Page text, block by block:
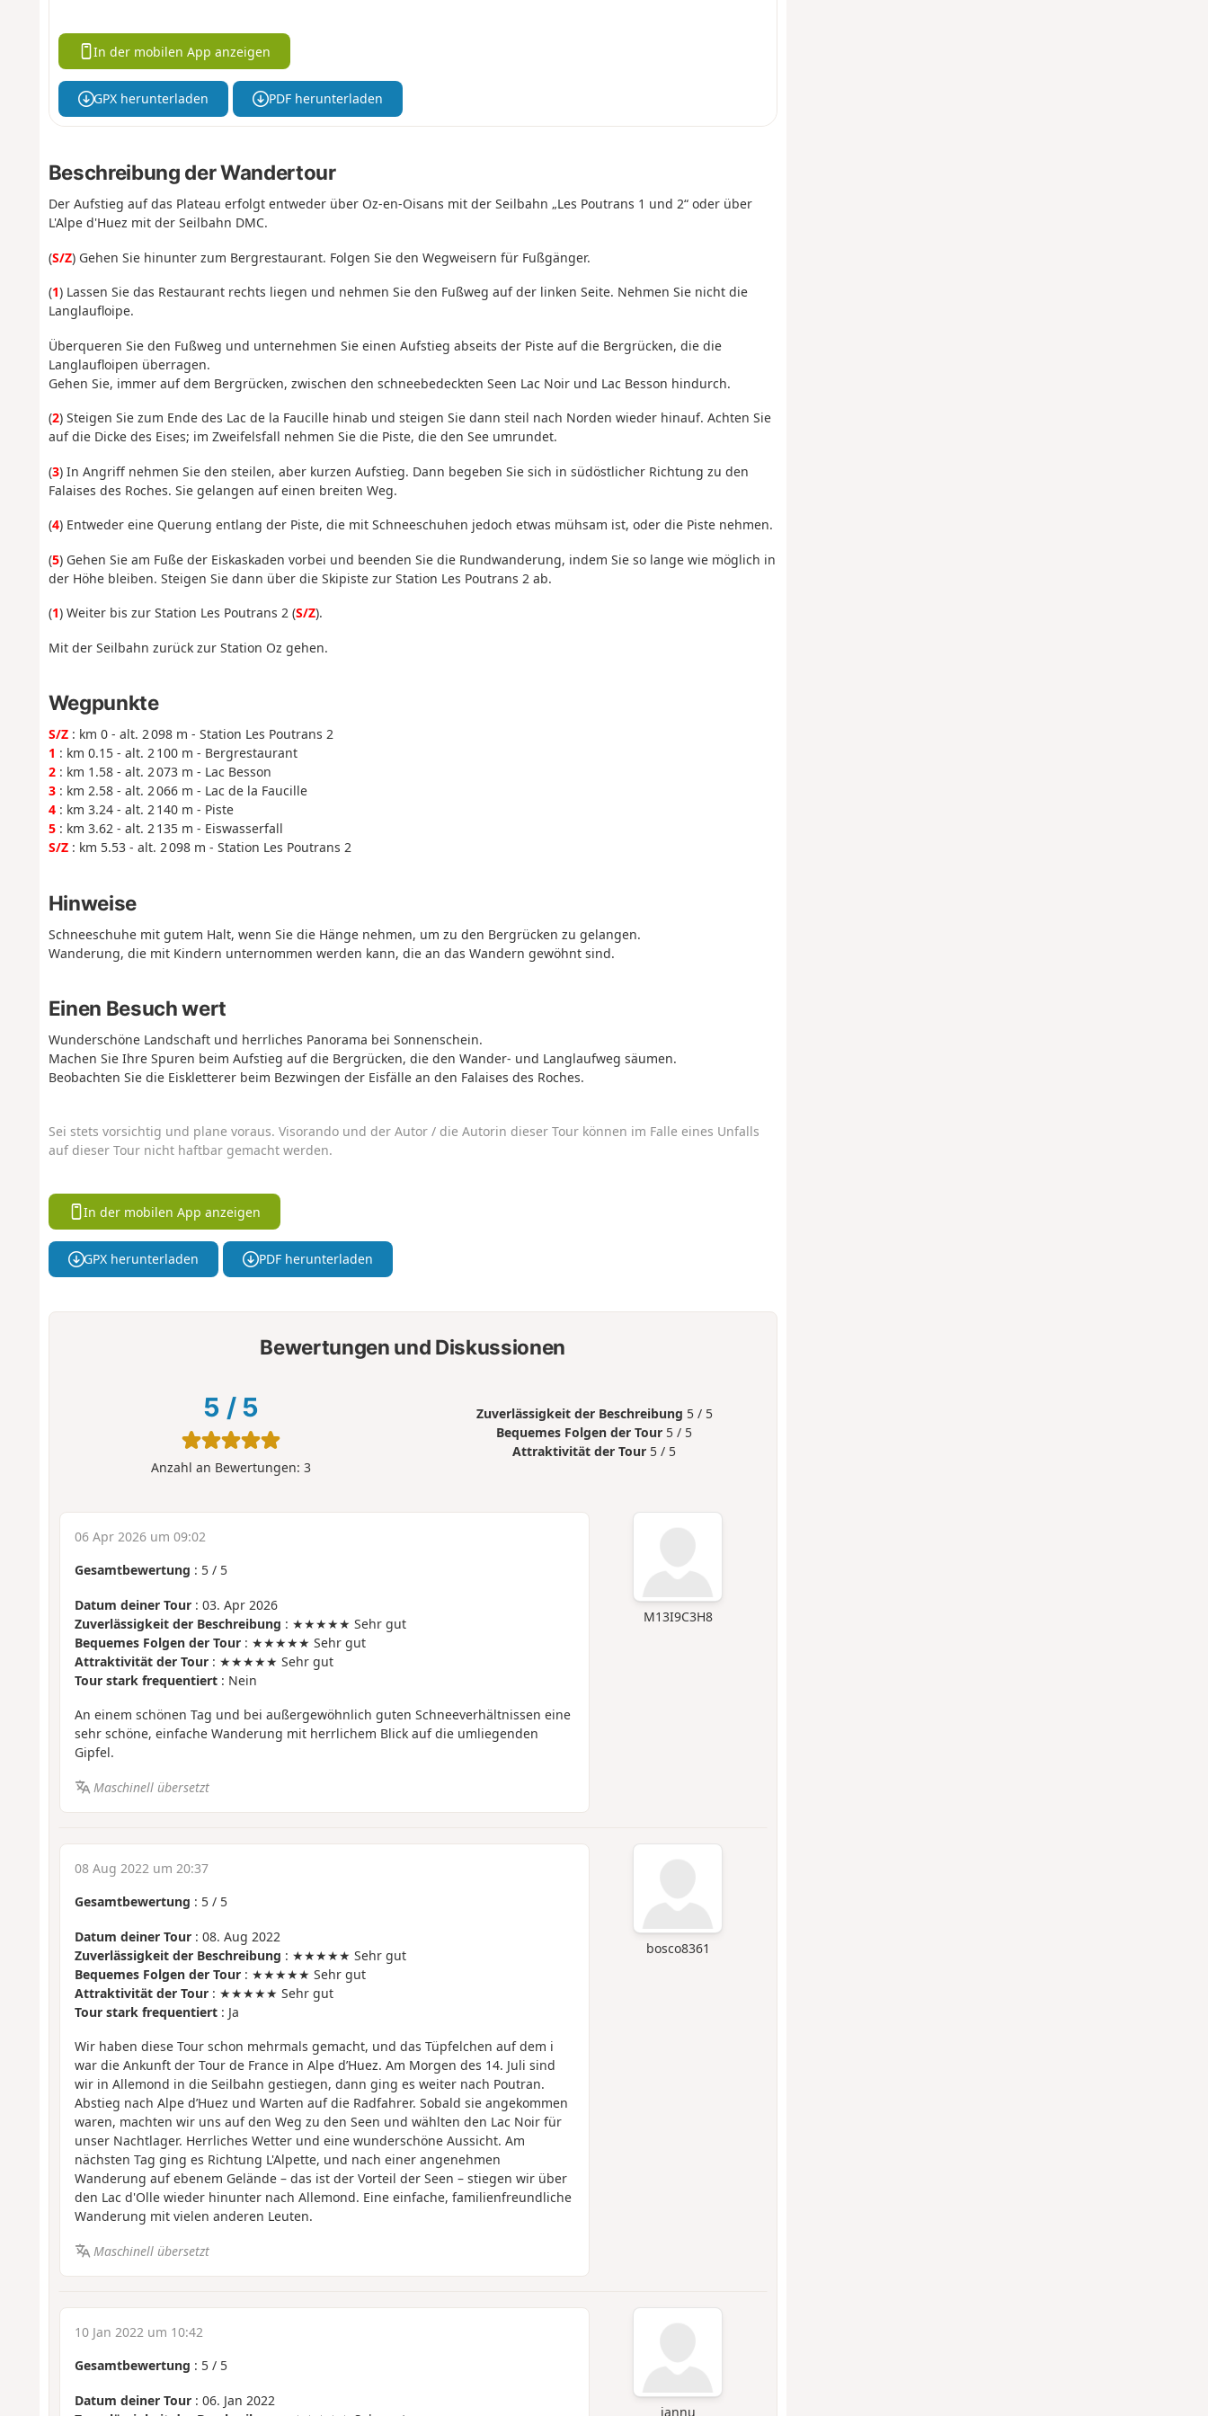
In der mobilen App anzeigen
GPX herunterladen PDF herunterladen
Beschreibung der Wandertour
Der Aufstieg auf das Plateau erfolgt entweder über Oz-en-Oisans mit der Seilbahn „Les Poutrans 1 und 2“ oder über
L'Alpe d'Huez mit der Seilbahn DMC.
(S/Z) Gehen Sie hinunter zum Bergrestaurant. Folgen Sie den Wegweisern für Fußgänger.
(1) Lassen Sie das Restaurant rechts liegen und nehmen Sie den Fußweg auf der linken Seite. Nehmen Sie nicht die
Langlaufloipe.
Überqueren Sie den Fußweg und unternehmen Sie einen Aufstieg abseits der Piste auf die Bergrücken, die die
Langlaufloipen überragen.
Gehen Sie, immer auf dem Bergrücken, zwischen den schneebedeckten Seen Lac Noir und Lac Besson hindurch.
(2) Steigen Sie zum Ende des Lac de la Faucille hinab und steigen Sie dann steil nach Norden wieder hinauf. Achten Sie
auf die Dicke des Eises; im Zweifelsfall nehmen Sie die Piste, die den See umrundet.
(3) In Angriff nehmen Sie den steilen, aber kurzen Aufstieg. Dann begeben Sie sich in südöstlicher Richtung zu den
Falaises des Roches. Sie gelangen auf einen breiten Weg.
(4) Entweder eine Querung entlang der Piste, die mit Schneeschuhen jedoch etwas mühsam ist, oder die Piste nehmen.
(5) Gehen Sie am Fuße der Eiskaskaden vorbei und beenden Sie die Rundwanderung, indem Sie so lange wie möglich in
der Höhe bleiben. Steigen Sie dann über die Skipiste zur Station Les Poutrans 2 ab.
(1) Weiter bis zur Station Les Poutrans 2 (S/Z).
Mit der Seilbahn zurück zur Station Oz gehen.
Wegpunkte
S/Z: km 0 - alt. 2 098 m - Station Les Poutrans 2
1 : km 0.15 - alt. 2 100 m - Bergrestaurant
2: km 1.58 - alt. 2 073 m - Lac Besson
3: km 2.58 - alt. 2 066 m - Lac de la Faucille
4: km 3.24 - alt. 2 140 m - Piste
5: km 3.62 - alt. 2 135 m - Eiswasserfall
S/Z: km 5.53 - alt. 2 098 m - Station Les Poutrans 2
Hinweise
Schneeschuhe mit gutem Halt, wenn Sie die Hänge nehmen, um zu den Bergrücken zu gelangen.
Wanderung, die mit Kindern unternommen werden kann, die an das Wandern gewöhnt sind.
Einen Besuch wert
Wunderschöne Landschaft und herrliches Panorama bei Sonnenschein.
Machen Sie Ihre Spuren beim Aufstieg auf die Bergrücken, die den Wander- und Langlaufweg säumen.
Beobachten Sie die Eiskletterer beim Bezwingen der Eisfälle an den Falaises des Roches.
Sei stets vorsichtig und plane voraus. Visorando und der Autor / die Autorin dieser Tour können im Falle eines Unfalls
auf dieser Tour nicht haftbar gemacht werden.
In der mobilen App anzeigen
GPX herunterladen PDF herunterladen
Bewertungen und Diskussionen
5 / 5
Anzahl an Bewertungen: 3
Zuverlässigkeit der Beschreibung 5 / 5
Bequemes Folgen der Tour 5 / 5
Attraktivität der Tour 5 / 5
M13I9C3H8
06 Apr 2026 um 09:02
Gesamtbewertung : 5/ 5
Datum deiner Tour: 03. Apr 2026
Zuverlässigkeit der Beschreibung : ★★★★★ Sehr gut
Bequemes Folgen der Tour: ★★★★★ Sehr gut
Attraktivität der Tour: ★★★★★ Sehr gut
Tour stark frequentiert: Nein
An einem schönen Tag und bei außergewöhnlich guten Schneeverhältnissen eine
sehr schöne, einfache Wanderung mit herrlichem Blick auf die umliegenden
Gipfel.
Maschinell übersetzt
bosco8361
08 Aug 2022 um 20:37
Gesamtbewertung : 5/ 5
Datum deiner Tour: 08. Aug 2022
Zuverlässigkeit der Beschreibung : ★★★★★ Sehr gut
Bequemes Folgen der Tour: ★★★★★ Sehr gut
Attraktivität der Tour: ★★★★★ Sehr gut
Tour stark frequentiert: Ja
Wir haben diese Tour schon mehrmals gemacht, und das Tüpfelchen auf dem i
war die Ankunft der Tour de France in Alpe d’Huez. Am Morgen des 14. Juli sind
wir in Allemond in die Seilbahn gestiegen, dann ging es weiter nach Poutran.
Abstieg nach Alpe d’Huez und Warten auf die Radfahrer. Sobald sie angekommen
waren, machten wir uns auf den Weg zu den Seen und wählten den Lac Noir für
unser Nachtlager. Herrliches Wetter und eine wunderschöne Aussicht. Am
nächsten Tag ging es Richtung L'Alpette, und nach einer angenehmen
Wanderung auf ebenem Gelände – das ist der Vorteil der Seen – stiegen wir über
den Lac d'Olle wieder hinunter nach Allemond. Eine einfache, familienfreundliche
Wanderung mit vielen anderen Leuten.
Maschinell übersetzt
jannu
10 Jan 2022 um 10:42
Gesamtbewertung : 5/ 5
Datum deiner Tour: 06. Jan 2022